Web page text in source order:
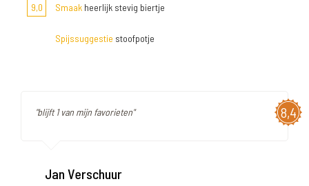
9,0 Smaak heerlijk stevig biertje
Spijssuggestie stoofpotje
8,4
"blijft 1 van mijn favorieten"
Jan Verschuur